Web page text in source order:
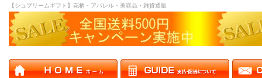
【シュプリームギフト】花柄・アパレル・美容品・雑貨通販